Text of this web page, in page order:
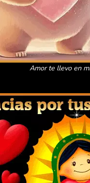
Amor te llevo en